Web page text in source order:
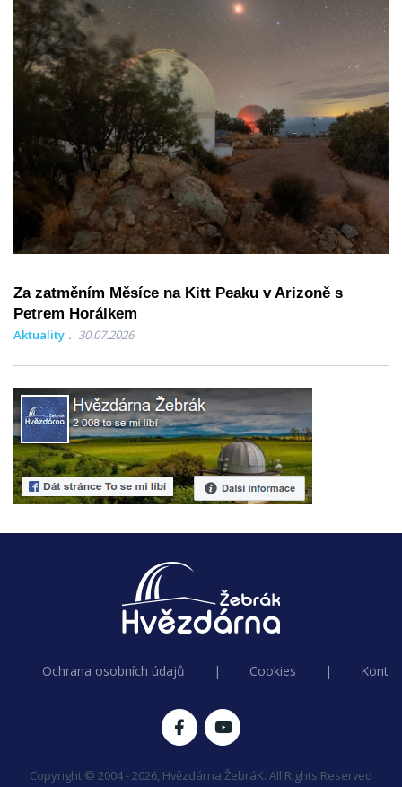
Za zatměním Měsíce na Kitt Peaku v Arizoně s
Petrem Horálkem
Aktuality 30.07.2026
Ochrana osobních údajů | Cookies |
Copyright © 2004 - 2026, Hvězdárna ŽebráK. All Rights Reserved